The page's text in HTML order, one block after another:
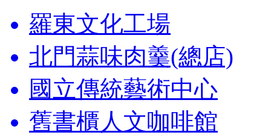
羅東文化工場
北門蒜味肉羹(總店)
國立傳統藝術中心
舊書櫃人文咖啡館